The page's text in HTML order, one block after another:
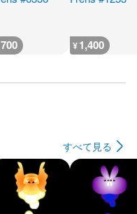
700 ¥1,400
すべて見る